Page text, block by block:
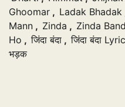
Ghoomar , Ladak Bhadak
Mann , Zinda , Zinda
Ho , जिंदा बंदा , जिंदा बंदा
भड़क